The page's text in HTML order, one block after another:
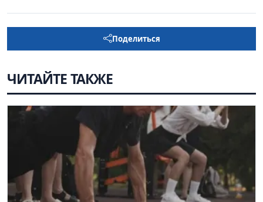
Поделиться
ЧИТАЙТЕ ТАКЖЕ